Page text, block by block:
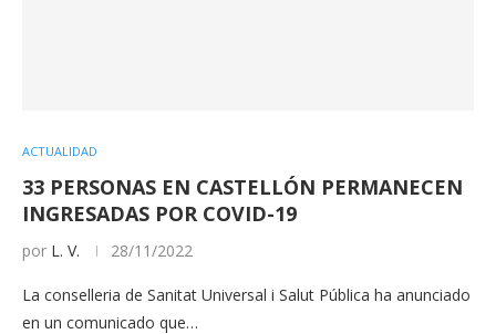
ACTUALIDAD
33 PERSONAS EN CASTELLÓN PERMANECEN
INGRESADAS POR COVID-19
por L. V. 28/11/2022
La conselleria de Sanitat Universal i Salut Pública ha anunciado
en un comunicado que…